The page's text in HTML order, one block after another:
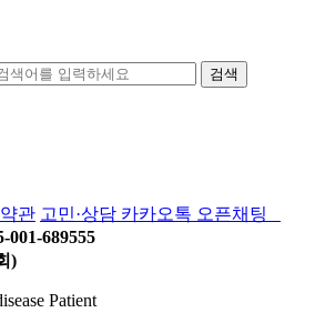
검색
관 고민·상담 카카오톡 오픈채팅
001-689555
)
Patient